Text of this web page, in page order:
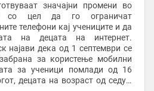
значајни промени во
со цел да го ограничат
телефони кај учениците и да
на децата на интернет.
најави дека од 1 септември се
за користење мобилни
за ученици помлади од 16
децата на возраст од седум